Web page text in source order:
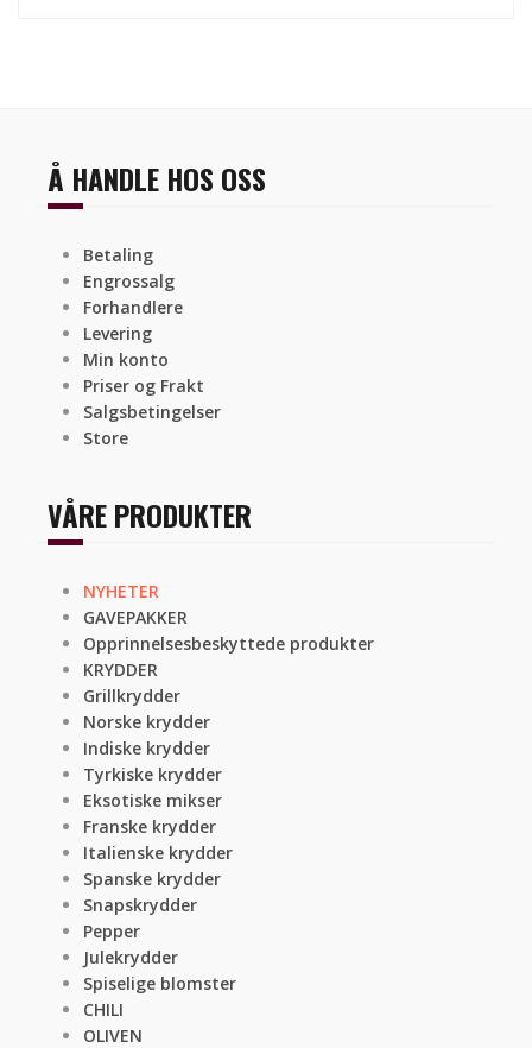
Å HANDLE HOS OSS
Betaling
Engrossalg
Forhandlere
Levering
Min konto
Priser og Frakt
Salgsbetingelser
Store
VÅRE PRODUKTER
NYHETER
GAVEPAKKER
Opprinnelsesbeskyttede produkter
KRYDDER
Grillkrydder
Norske krydder
Indiske krydder
Tyrkiske krydder
Eksotiske mikser
Franske krydder
Italienske krydder
Spanske krydder
Snapskrydder
Pepper
Julekrydder
Spiselige blomster
CHILI
OLIVEN